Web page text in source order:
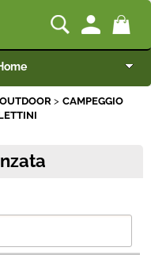
Caravan
CAMPEGGIO